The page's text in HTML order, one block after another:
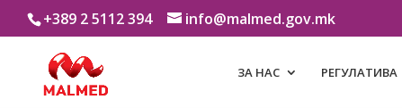
+389 2 5112 394 info@malmed.gov.mk
ЗА НАС РЕГУЛАТИВА